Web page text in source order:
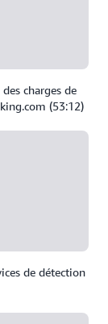
charges de
(53:12)
de détection